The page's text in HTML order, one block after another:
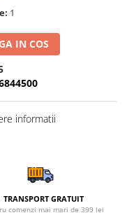
1
IN COS
informatii
TRANSPORT GRATUIT
comenzi mai mari de 399 lei